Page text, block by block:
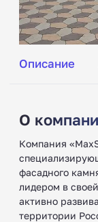
Описание
О
Компания
фасадного
лидером в
активно
территории